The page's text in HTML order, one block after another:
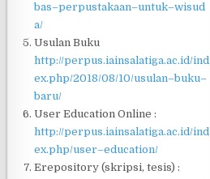
bas–perpustakaan–untuk–wisud
a/
Usulan Buku
http://perpus.iainsalatiga.ac.id/ind
ex.php/2018/08/10/usulan–buku–
baru/
User Education Online :
http://perpus.iainsalatiga.ac.id/ind
ex.php/user–education/
Erepository (skripsi, tesis) :